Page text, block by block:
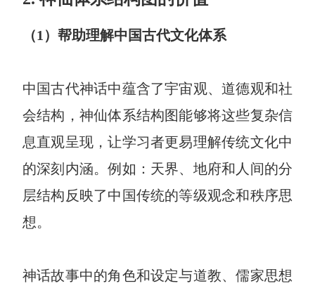
AI生成竞品分析
AI生成安索夫矩阵
AI生成AARRR模型
模板社区
企业服务
私有化部署
（1）帮助理解中国古代文化体系
中国古代神话中蕴含了宇宙观、道德观和社
会结构，神仙体系结构图能够将这些复杂信
息直观呈现，让学习者更易理解传统文化中
的深刻内涵。例如：天界、地府和人间的分
层结构反映了中国传统的等级观念和秩序思
想。
神话故事中的角色和设定与道教、儒家思想